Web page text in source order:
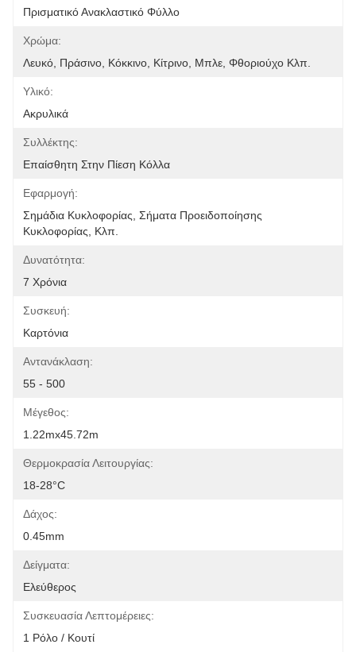
Πρισματικό Ανακλαστικό Φύλλο
Χρώμα:
Λευκό, Πράσινο, Κόκκινο, Κίτρινο, Μπλε, Φθοριούχο Κλπ.
Υλικό:
Ακρυλικά
Συλλέκτης:
Επαίσθητη Στην Πίεση Κόλλα
Εφαρμογή:
Σημάδια Κυκλοφορίας, Σήματα Προειδοποίησης
Κυκλοφορίας, Κλπ.
Δυνατότητα:
7 Χρόνια
Συσκευή:
Καρτόνια
Αντανάκλαση:
55 - 500
Μέγεθος:
1.22mx45.72m
Θερμοκρασία Λειτουργίας:
18-28°C
Δάχος:
0.45mm
Δείγματα:
Ελεύθερος
Συσκευασία Λεπτομέρειες:
1 Ρόλο / Κουτί